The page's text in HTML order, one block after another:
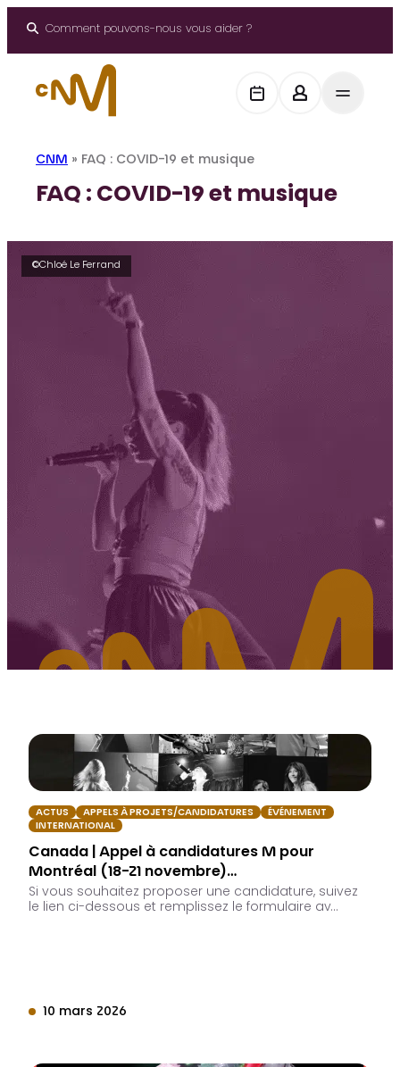
Panneau de gestion des cookies
Comment pouvons-nous vous aider ?
CNM » FAQ : COVID-19 et musique
FAQ : COVID-19 et musique
©Chloé Le Ferrand
ACTUS APPELS À PROJETS/CANDIDATURES
ÉVÉNEMENT
INTERNATIONAL
Canada | Appel à candidatures M pour
Montréal (18-21 novembre)…
Si vous souhaitez proposer une candidature, suivez
le lien ci-dessous et remplissez le formulaire av…
10 mars 2026